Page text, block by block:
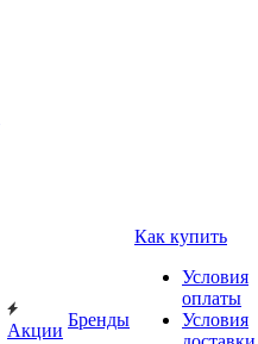
Акции
Бренды
Как купить
Условия
оплаты
Условия